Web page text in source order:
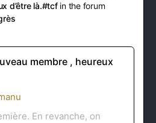
d’être là.#tcfin the forum
membre , heureux
En revanche, on